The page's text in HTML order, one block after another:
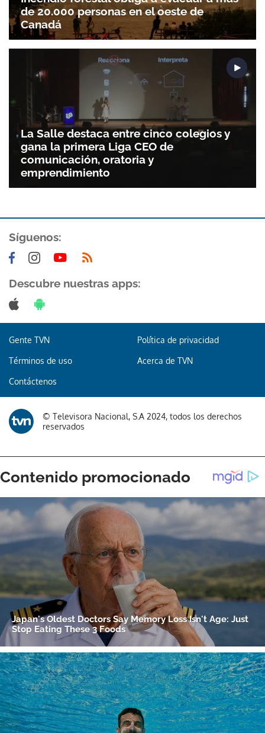
de 20.000 personas en el oeste de
Canadá
La Salle destaca entre cinco colegios y
gana la primera Liga CEO de
comunicación, oratoria y
emprendimiento
Síguenos:
Descubre nuestras apps:
Gente TVN Política de privacidad
Términos de uso Acerca de TVN
Contáctenos
© Televisora Nacional, S.A 2024, todos los derechos
reservados